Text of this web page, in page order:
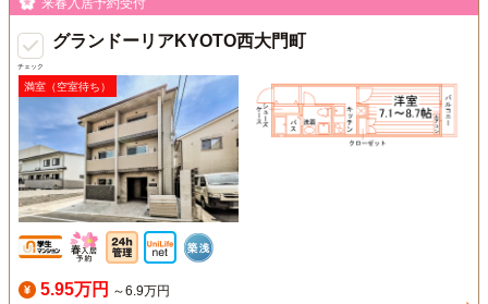
チェック
来春入居予約受付
グランドーリアKYOTO西大門町
満室（空室待ち）
5.95万円 ～6.9万円